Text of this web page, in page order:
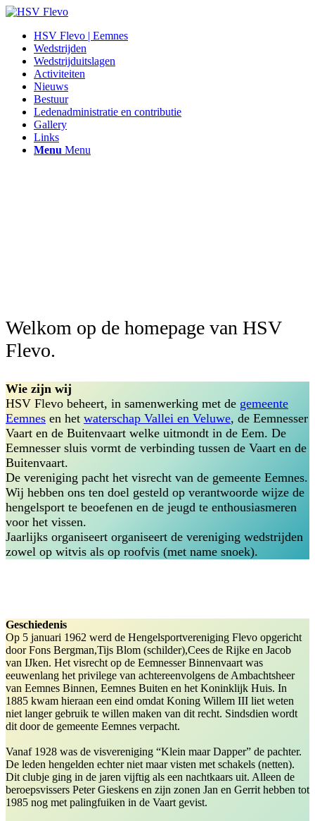
HSV Flevo | Eemnes
Wedstrijden
Wedstrijduitslagen
Activiteiten
Nieuws
Bestuur
Ledenadministratie en contributie
Gallery
Links
Menu Menu
Welkom op de homepage van HSV
Flevo.
Wie zijn wij
HSV Flevo beheert, in samenwerking met de gemeente
Eemnes en het waterschap Vallei en Veluwe, de Eemnesser
Vaart en de Buitenvaart welke uitmondt in de Eem. De
Eemnesser sluis vormt de verbinding tussen de Vaart en de
Buitenvaart.
De vereniging pacht het visrecht van de gemeente Eemnes.
Wij hebben ons ten doel gesteld op verantwoorde wijze de
hengelsport te beoefenen en de jeugd te enthousiasmeren
voor het vissen.
Jaarlijks organiseert organiseert de vereniging wedstrijden
zowel op witvis als op roofvis (met name snoek).
Geschiedenis
Op 5 januari 1962 werd de Hengelsportvereniging Flevo opgericht
door Fons Bergman,Tijs Blom (schilder),Cees de Rijke en Jacob
van IJken. Het visrecht op de Eemnesser Binnenvaart was
eeuwenlang het privilege van achtereenvolgens de Ambachtsheer
van Eemnes Binnen, Eemnes Buiten en het Koninklijk Huis. In
1885 kwam hieraan een eind omdat Koning Willem III liet weten
niet langer gebruik te willen maken van dit recht. Sindsdien wordt
dit door de gemeente Eemnes verpacht.
Vanaf 1928 was de visvereniging “Klein maar Dapper” de pachter.
De leden hengelden echter niet maar visten met schakels (netten).
Dit clubje ging in de jaren vijftig als een nachtkaars uit. Alleen de
beroepsvissers Peter Gieskens en zijn zonen Jan en Gerrit hebben tot
1985 nog met palingfuiken in de Vaart gevist.